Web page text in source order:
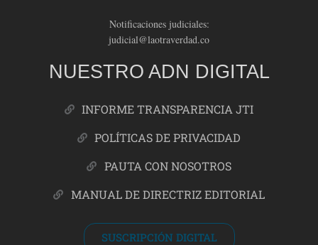
Notificaciones judiciales:
judicial@laotraverdad.co
NUESTRO ADN DIGITAL
INFORME TRANSPARENCIA JTI
POLÍTICAS DE PRIVACIDAD
PAUTA CON NOSOTROS
MANUAL DE DIRECTRIZ EDITORIAL
SUSCRIPCIÓN DIGITAL